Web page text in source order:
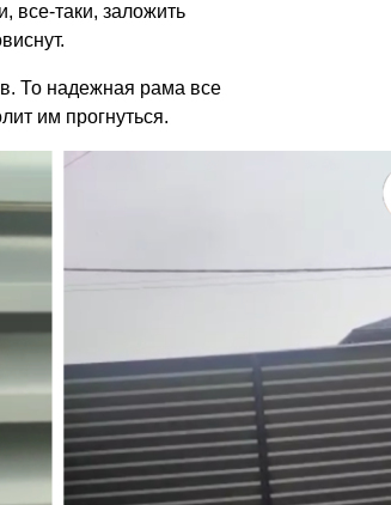
все-таки, заложить
То надежная рама все
им прогнуться.